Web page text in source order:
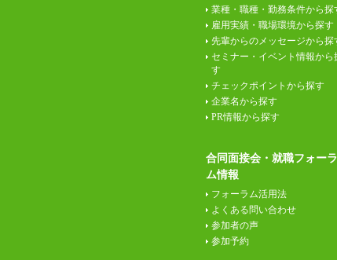
業種・職種・勤務条件から探
雇用実績・職場環境から探す
先輩からのメッセージから探
セミナー・イベント情報から
す
チェックポイントから探す
企業名から探す
PR情報から探す
合同面接会・就職フォーラ
ム情報
フォーラム活用法
よくある問い合わせ
参加者の声
参加予約